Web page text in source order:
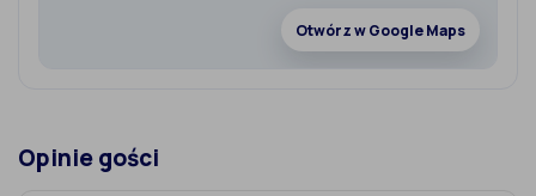
Otwórz w Google Maps
Opinie gości